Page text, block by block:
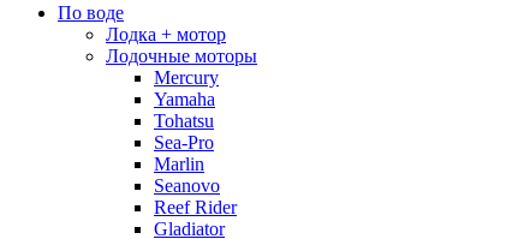
По воде
Лодка + мотор
Лодочные моторы
Mercury
Yamaha
Tohatsu
Sea-Pro
Marlin
Seanovo
Reef Rider
Gladiator